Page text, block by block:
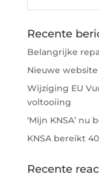
Recente
Belangrijke
Nieuwe website
Wijziging EU
voltooiing
‘Mijn KNSA’ nu
KNSA bereikt
Recente